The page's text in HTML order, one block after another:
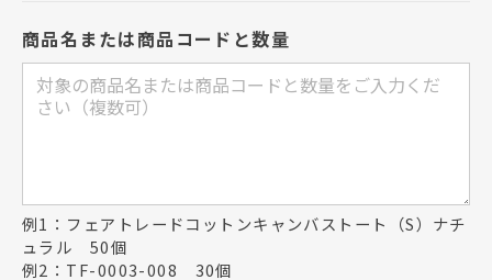
商品名または商品コードと数量
例1：フェアトレードコットンキャンバストート（S）ナチ
ュラル 50個
例2：TF-0003-008 30個